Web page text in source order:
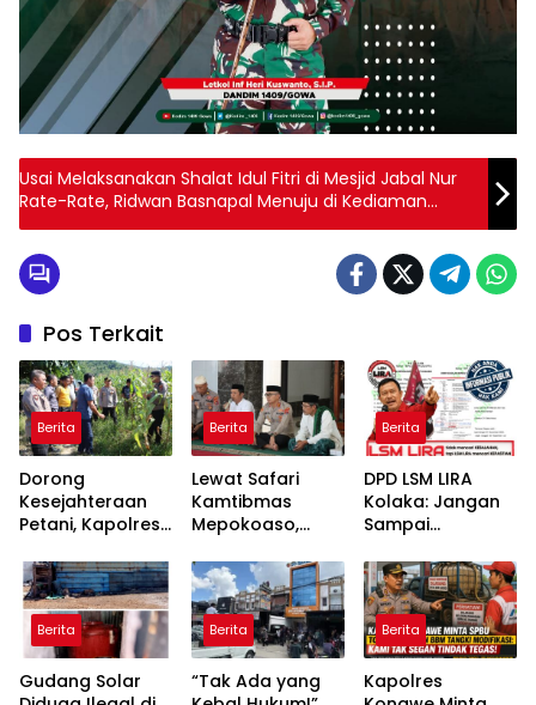
Usai Melaksanakan Shalat Idul Fitri di Mesjid Jabal Nur
Rate-Rate, Ridwan Basnapal Menuju di Kediaman
Bupati Koltim Untuk Mempererat Hubungan
Pos Terkait
Berita
Dorong
Kesejahteraan
Petani, Kapolres
Langsung ke
Lahan Jagung
Desa Walay
Berita
Lewat Safari
Kamtibmas
Mepokoaso,
Serap Aspirasi
Masyarakat
Padangguni
Berita
DPD LSM LIRA
Kolaka: Jangan
Sampai
Publik Dibalas
Laporan,
Sementara
Substansi
Hukumnya Tidak
Pernah
Berita
Gudang Solar
Berita
“Tak Ada yang
Berita
Kapolres